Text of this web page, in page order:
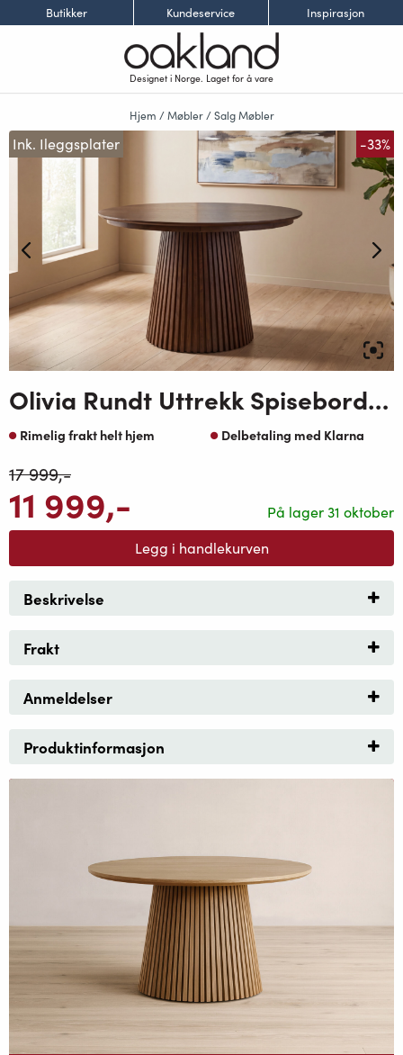
Butikker Kundeservice Inspirasjon
Designet i Norge. Laget for å vare
Hjem /Møbler/Salg Møbler
Ink. Ileggsplater -33%
Olivia Rundt Uttrekk Spisebord Dia120-280 x H75cm Røkt
Rimelig frakt helt hjem Delbetaling med Klarna
På lager 31 oktober
17 999,-
11 999,-
Legg i handlekurven
Beskrivelse
Frakt
Anmeldelser
Produktinformasjon